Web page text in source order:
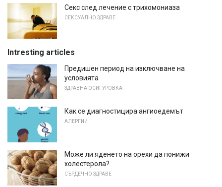
Секс след лечение с трихомониаза
СЕКСУАЛНО ЗДРАВЕ
Intresting articles
Предишен период на изключване на
условията
ЗДРАВНА ОСИГУРОВКА
Как се диагностицира ангиоедемът
АЛЕРГИИ
Може ли яденето на орехи да понижи
холестерола?
СЪРДЕЧНО ЗДРАВЕ